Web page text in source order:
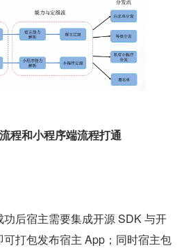
程和小程序端流程打通
后宿主需要集成开源 SDK 与开
打包发布宿主 App；同时宿主包